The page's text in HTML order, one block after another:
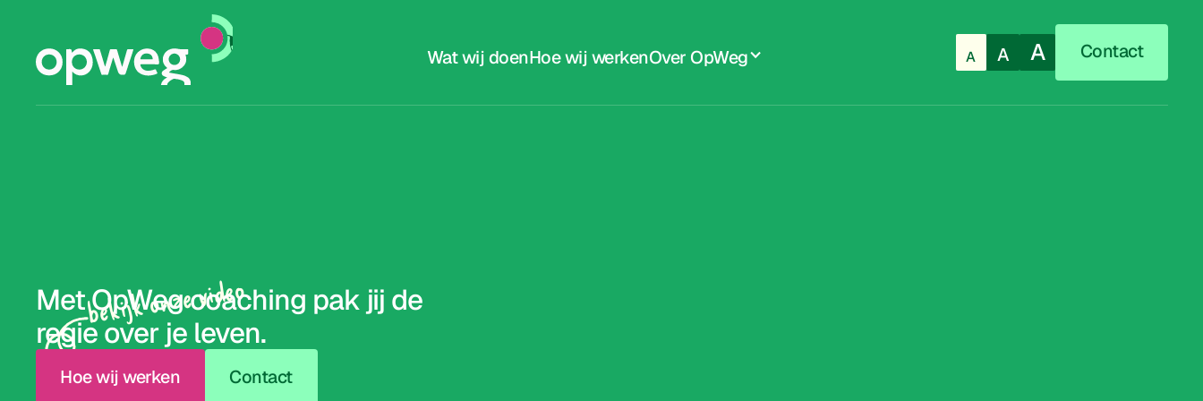
Wat wij doenHoe wij werkenOver OpWeg A A A Contact
bekijk onze video
Met OpWeg coaching pak jij de
regie over je leven.
Hoe wij werken Contact